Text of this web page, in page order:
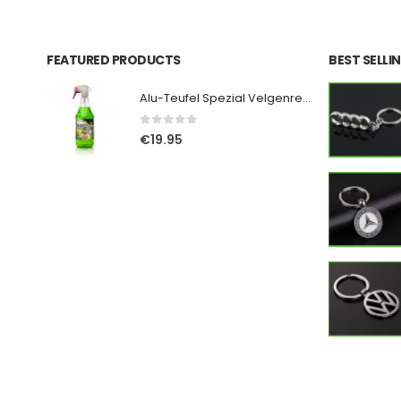
FEATURED PRODUCTS
Alu-Teufel Spezial Velgenreiniger - Groen 1000ml
out of 5
€19.95
BEST